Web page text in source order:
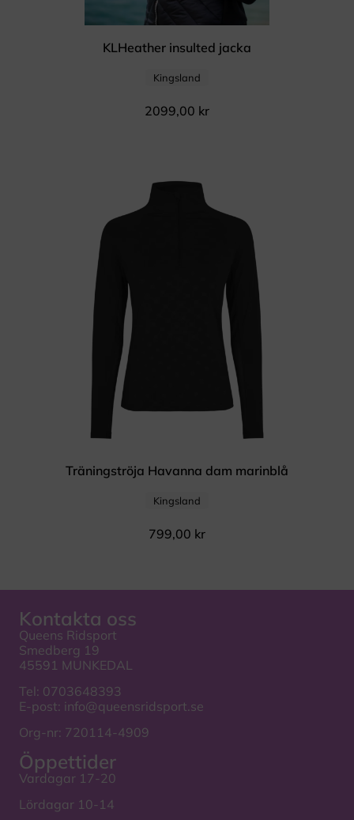
KLHeather insulted jacka
Kingsland
2099,00 kr
Träningströja Havanna dam marinblå
Kingsland
799,00 kr
Kontakta oss
Queens Ridsport
Smedberg 19
45591 MUNKEDAL
Tel: 0703648393
E-post: info@queensridsport.se
Org-nr: 720114-4909
Öppettider
Vardagar 17-20
Lördagar 10-14